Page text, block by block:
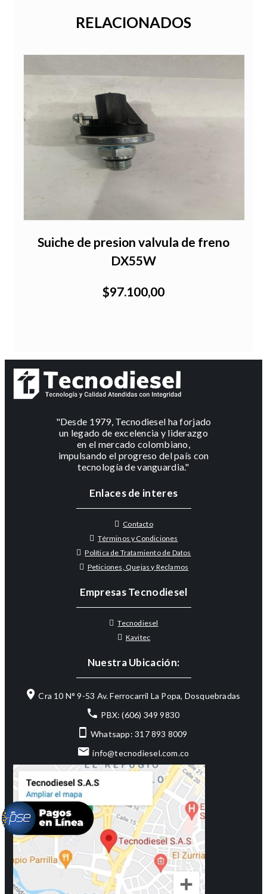
RELACIONADOS
Suiche de presion valvula de freno
DX55W
$97.100,00
"Desde 1979, Tecnodiesel ha forjado
un legado de excelencia y liderazgo
en el mercado colombiano,
impulsando el progreso del país con
tecnología de vanguardia."
Enlaces de interes
Contacto
Términos y Condiciones
Política de Tratamiento de Datos
Peticiones, Quejas y Reclamos
Empresas Tecnodiesel
Tecnodiesel
Kavitec
Nuestra Ubicación:
Cra 10 N° 9-53 Av. Ferrocarril La Popa, Dosquebradas
PBX: (606) 349 9830
Whatsapp: 317 893 8009
info@tecnodiesel.com.co